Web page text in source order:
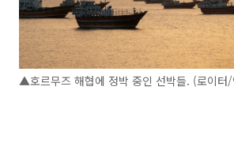
▲호르무즈 해협에 정박 중인 선박들. (로이터